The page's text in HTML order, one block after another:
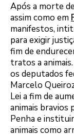
Após a morte
assim como em
manifestos,
para exigir
fim de
tratos a
os deputados
Marcelo
Lei a fim de
animais bravios
Penha e
animais como